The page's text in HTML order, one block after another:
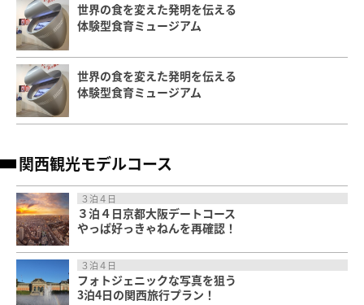
世界の食を変えた発明を伝える
体験型食育ミュージアム
世界の食を変えた発明を伝える
体験型食育ミュージアム
関西観光モデルコース
３泊４日
３泊４日京都大阪デートコース
やっぱ好っきゃねんを再確認！
３泊４日
フォトジェニックな写真を狙う
3泊4日の関西旅行プラン！